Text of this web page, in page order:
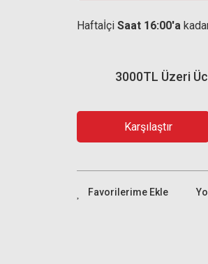
Haftaİçi Saat 16:00'a
3000TL Üzeri
Karşılaştır